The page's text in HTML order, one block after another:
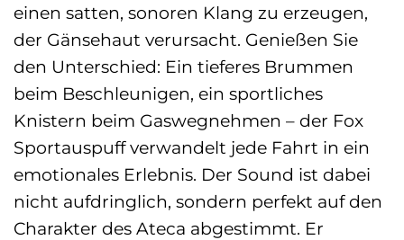
einen satten, sonoren Klang zu erzeugen,
der Gänsehaut verursacht. Genießen Sie
den Unterschied: Ein tieferes Brummen
beim Beschleunigen, ein sportliches
Knistern beim Gaswegnehmen – der Fox
Sportauspuff verwandelt jede Fahrt in ein
emotionales Erlebnis. Der Sound ist dabei
nicht aufdringlich, sondern perfekt auf den
Charakter des Ateca abgestimmt. Er